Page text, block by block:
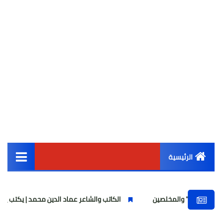
الرئيسية
أخبار مصر
الكاتب والشاعر عماد الدين محمد | يكتب يوميات شاعر